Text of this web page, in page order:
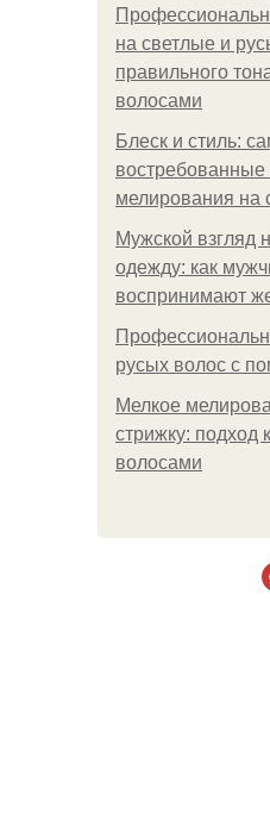
на светлые и
правильного
волосами
Блеск и стиль:
мелирования на
Мужской взгляд
одежду: как
воспринимают
русых волос с
Мелкое
стрижку: подход
волосами